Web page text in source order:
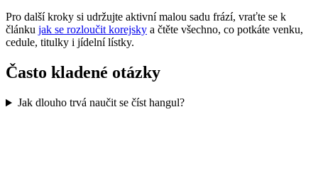
Pro další kroky si udržujte aktivní malou sadu frází, vraťte se k
článku jak se rozloučit korejsky a čtěte všechno, co potkáte venku,
cedule, titulky i jídelní lístky.
Často kladené otázky
Jak dlouho trvá naučit se číst hangul?